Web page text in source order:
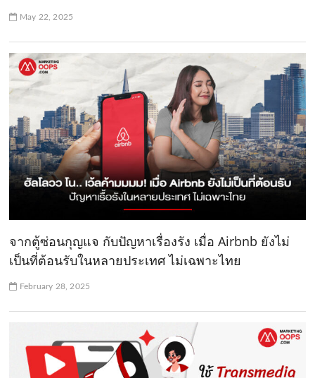
May 22, 2025
จากตู้ซ่อนกุญแจ กับปัญหาเรื่องรัง เมื่อ Airbnb ยังไม่
เป็นที่ต้อนรับในหลายประเทศ ไม่เฉพาะไทย
February 28, 2025